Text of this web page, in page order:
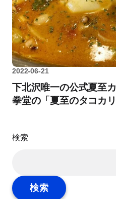
2022-06-21
下北沢唯一の公式夏至
拳堂の「夏至のタコカ
検索
検索